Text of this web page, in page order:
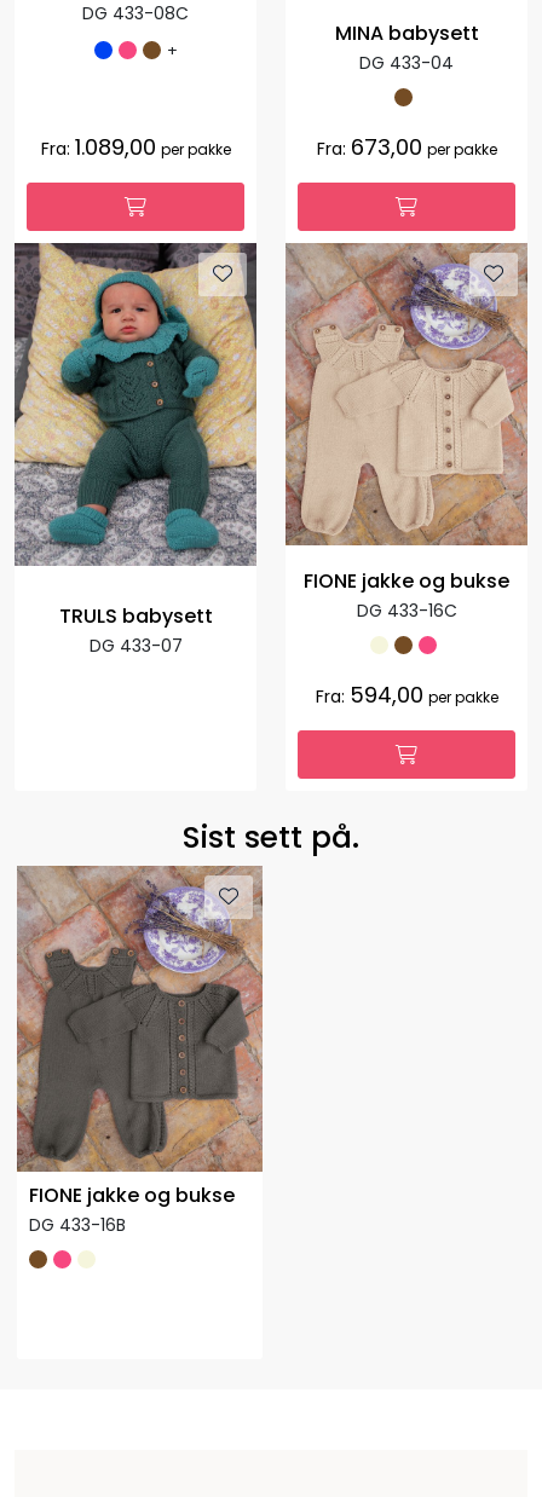
DG 433-08C
+
Fra: 1.089,00 per pakke
MINA babysett
DG 433-04
Fra: 673,00 per pakke
TRULS babysett
DG 433-07
FIONE jakke og bukse
DG 433-16C
Fra: 594,00 per pakke
Sist sett på.
FIONE jakke og bukse
DG 433-16B